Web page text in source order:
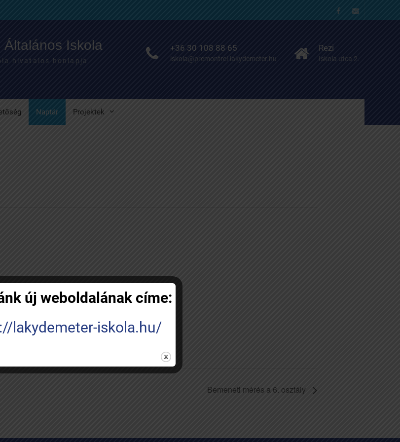
Facebook
Email
Általános Iskola
hivatalos honlapja
+36 30 108 88 65
iskola@premontrei-lakydemeter.hu
Rezi
Iskola utca 2.
Naptár Projektek
6, 2022
Bemeneti mérés a 6. osztály
új weboldalának címe:
lakydemeter-iskola.hu/